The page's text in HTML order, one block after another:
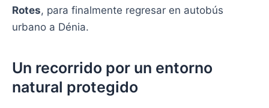
Rotes, para finalmente regresar en autobús
urbano a Dénia.
Un recorrido por un entorno
natural protegido